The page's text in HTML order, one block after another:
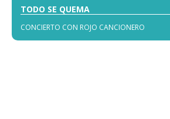
TODO SE QUEMA
CONCIERTO CON ROJO CANCIONERO